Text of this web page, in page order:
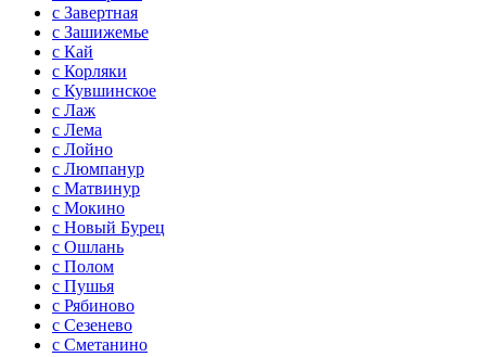
с Завертная
с Зашижемье
с Кай
с Корляки
с Кувшинское
с Лаж
с Лема
с Лойно
с Люмпанур
с Матвинур
с Мокино
с Новый Бурец
с Ошлань
с Полом
с Пушья
с Рябиново
с Сезенево
с Сметанино